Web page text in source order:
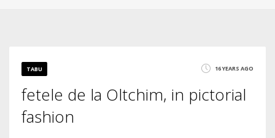
TABU 16 YEARS AGO
fetele de la Oltchim, in pictorial
fashion